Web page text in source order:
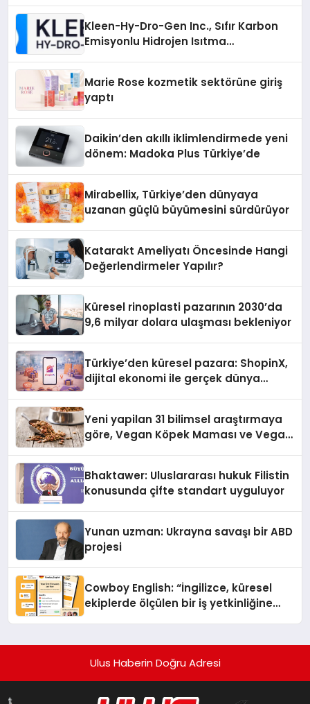
Kleen-Hy-Dro-Gen Inc., Sıfır Karbon
Emisyonlu Hidrojen Isıtma
Marie Rose kozmetik sektörüne giriş
yaptı
Daikin’den akıllı iklimlendirmede yeni
dönem: Madoka Plus Türkiye’de
Mirabellix, Türkiye’den dünyaya
uzanan güçlü büyümesini sürdürüyor
Katarakt Ameliyatı Öncesinde Hangi
Değerlendirmeler Yapılır?
Küresel rinoplasti pazarının 2030’da
9,6 milyar dolara ulaşması bekleniyor
Türkiye’den küresel pazara: ShopinX,
dijital ekonomi ile gerçek dünya
Yeni yapilan 31 bilimsel araştırmaya
göre, Vegan Köpek Maması ve Vegan
Bhaktawer: Uluslararası hukuk Filistin
konusunda çifte standart uyguluyor
Yunan uzman: Ukrayna savaşı bir ABD
projesi
Cowboy English: “İngilizce, küresel
ekiplerde ölçülen bir iş yetkinliğine
Ulus Haberin Doğru Adresi